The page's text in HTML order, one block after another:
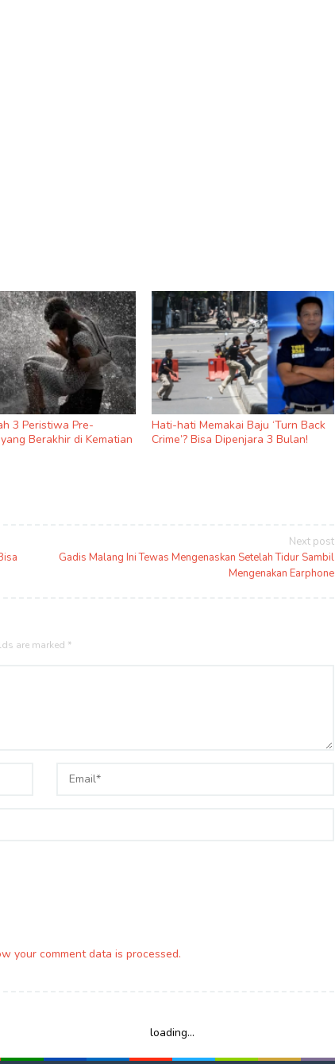
3 Peristiwa Pre-
Berakhir di Kematian
Hati-hati Memakai Baju ‘Turn Back
Crime’? Bisa Dipenjara 3 Bulan!
Next post
Gadis Malang Ini Tewas Mengenaskan Setelah Tidur Sambil
Mengenakan Earphone
are marked *
your comment data is processed.
loading...